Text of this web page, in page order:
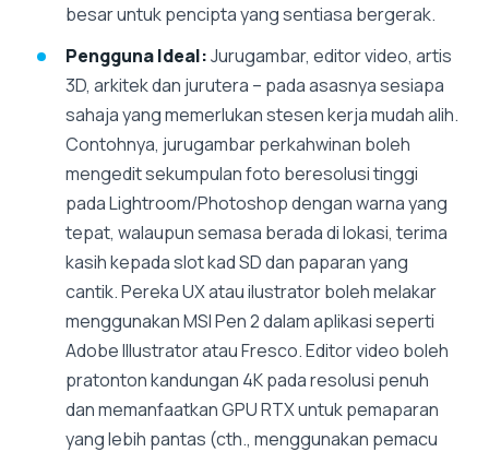
besar untuk pencipta yang sentiasa bergerak.
Pengguna Ideal:Jurugambar, editor video, artis
3D, arkitek dan jurutera – pada asasnya sesiapa
sahaja yang memerlukan stesen kerja mudah alih.
Contohnya, jurugambar perkahwinan boleh
mengedit sekumpulan foto beresolusi tinggi
pada Lightroom/Photoshop dengan warna yang
tepat, walaupun semasa berada di lokasi, terima
kasih kepada slot kad SD dan paparan yang
cantik. Pereka UX atau ilustrator boleh melakar
menggunakan MSI Pen 2 dalam aplikasi seperti
Adobe Illustrator atau Fresco. Editor video boleh
pratonton kandungan 4K pada resolusi penuh
dan memanfaatkan GPU RTX untuk pemaparan
yang lebih pantas (cth., menggunakan pemacu